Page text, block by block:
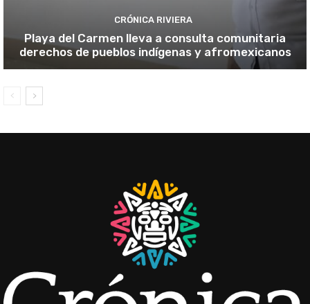
CRÓNICA RIVIERA
Playa del Carmen lleva a consulta comunitaria
derechos de pueblos indígenas y afromexicanos